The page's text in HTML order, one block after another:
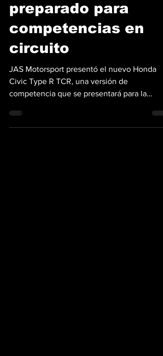
Civic Type R TCR
preparado para
competencias en
circuito
JAS Motorsport presentó el nuevo Honda
competencia que se presentará para la
temporada de automovilismo...